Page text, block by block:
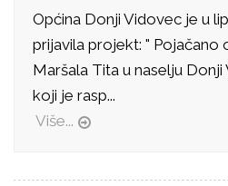
Općina Donji Vidovec je u
prijavila projekt: " Pojačano
Maršala Tita u naselju
koji je rasp...
Više...